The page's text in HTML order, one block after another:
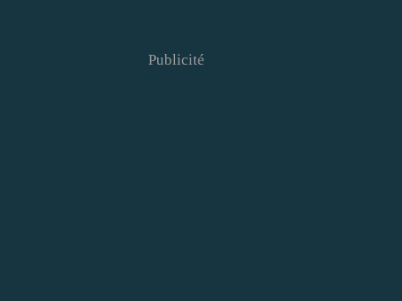
Publicité